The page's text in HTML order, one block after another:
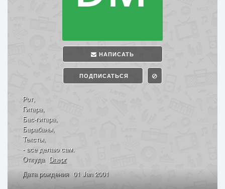
НАПИСАТЬ
ПОДПИСАТЬСЯ
Рот,
Гитара,
Бас-гитара,
Барабаны,
Тексты,
- все делаю сам.
Откуда Dnepr
Дата рождения 01 Jan 2001